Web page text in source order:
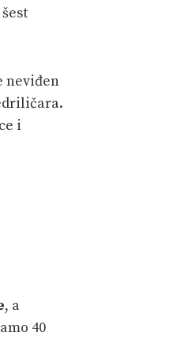
neviđen
i
, a
40